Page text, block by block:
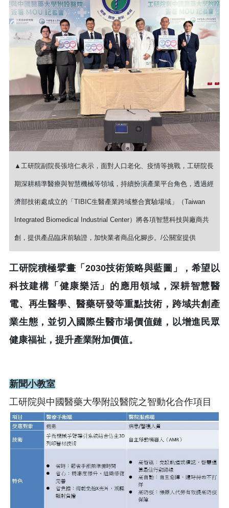
▲工研院副院長張培仁表示，面對人口老化、疫情等挑戰，工研院長
期深耕精準醫療與智慧機械等領域，持續扮演產業平台角色，透過經
濟部技術處成立的「TIBIC生醫產業跨域整合實驗場域」（Taiwan
Integrated Biomedical Industrial Center）將各項智慧科技與廠商共
創，提供產品臨床前驗證，加快業者商品化腳步。/公關室提供
工研院積極擘畫「2030技術策略與藍圖」，希望以
科技建構「健康樂活」的應用領域，深耕智慧醫
電、再生醫學、醫藥研發等重點技術，跨域共創產
業生態，並切入國際生醫市場價值鏈，以增進民眾
健康福祉，提升產業附加價值。
新聞小教室
工研院與中國醫藥大學附設醫院之智動化合作項目